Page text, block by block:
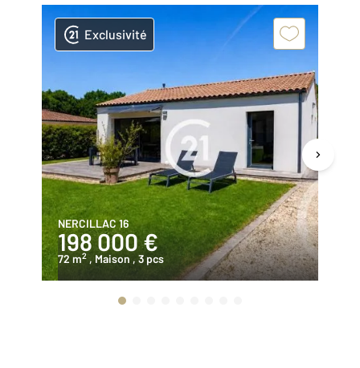
Exclusivité
NERCILLAC 16
198 000 €
72 m2 , Maison , 3 pcs